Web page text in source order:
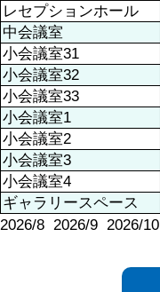
レセプションホール
中会議室
小会議室31
小会議室32
小会議室33
小会議室1
小会議室2
小会議室3
小会議室4
ギャラリースペース
2026/8 2026/9 2026/10